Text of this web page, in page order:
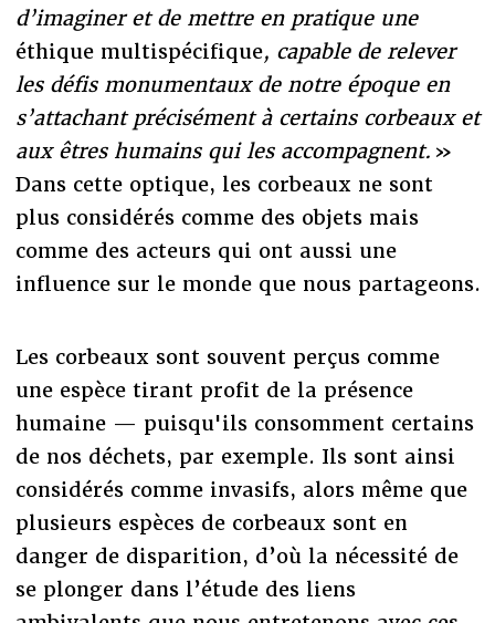
d’imaginer et de mettre en pratique une
éthique multispécifique, capable de relever
les défis monumentaux de notre époque en
s’attachant précisément à certains corbeaux et
aux êtres humains qui les accompagnent. »
Dans cette optique, les corbeaux ne sont
plus considérés comme des objets mais
comme des acteurs qui ont aussi une
influence sur le monde que nous partageons.
Les corbeaux sont souvent perçus comme
une espèce tirant profit de la présence
humaine — puisqu'ils consomment certains
de nos déchets, par exemple. Ils sont ainsi
considérés comme invasifs, alors même que
plusieurs espèces de corbeaux sont en
danger de disparition, d’où la nécessité de
se plonger dans l’étude des liens